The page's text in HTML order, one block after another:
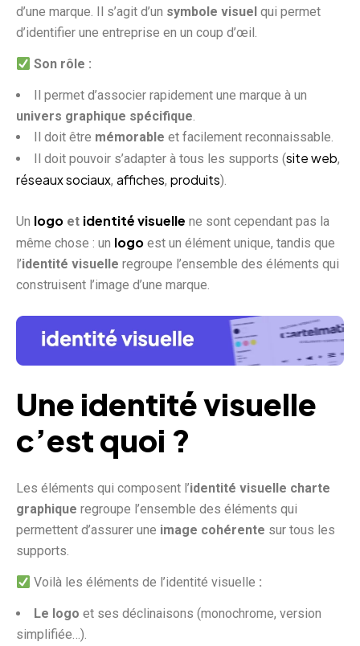
d’une marque. Il s’agit d’un symbole visuel qui permet
d’identifier une entreprise en un coup d’œil.
Son rôle :
Il permet d’associer rapidement une marque à un
univers graphique spécifique.
Il doit être mémorable et facilement reconnaissable.
Il doit pouvoir s’adapter à tous les supports (site web,
réseaux sociaux, affiches, produits).
Un logo et identité visuelle ne sont cependant pas la
même chose : un logo est un élément unique, tandis que
l’identité visuelle regroupe l’ensemble des éléments qui
construisent l’image d’une marque.
Une identité visuelle
c’est quoi ?
Les éléments qui composent l’identité visuelle charte
graphique regroupe l’ensemble des éléments qui
permettent d’assurer une image cohérente sur tous les
supports.
Voilà les éléments de l’identité visuelle :
Le logo et ses déclinaisons (monochrome, version
simplifiée…).